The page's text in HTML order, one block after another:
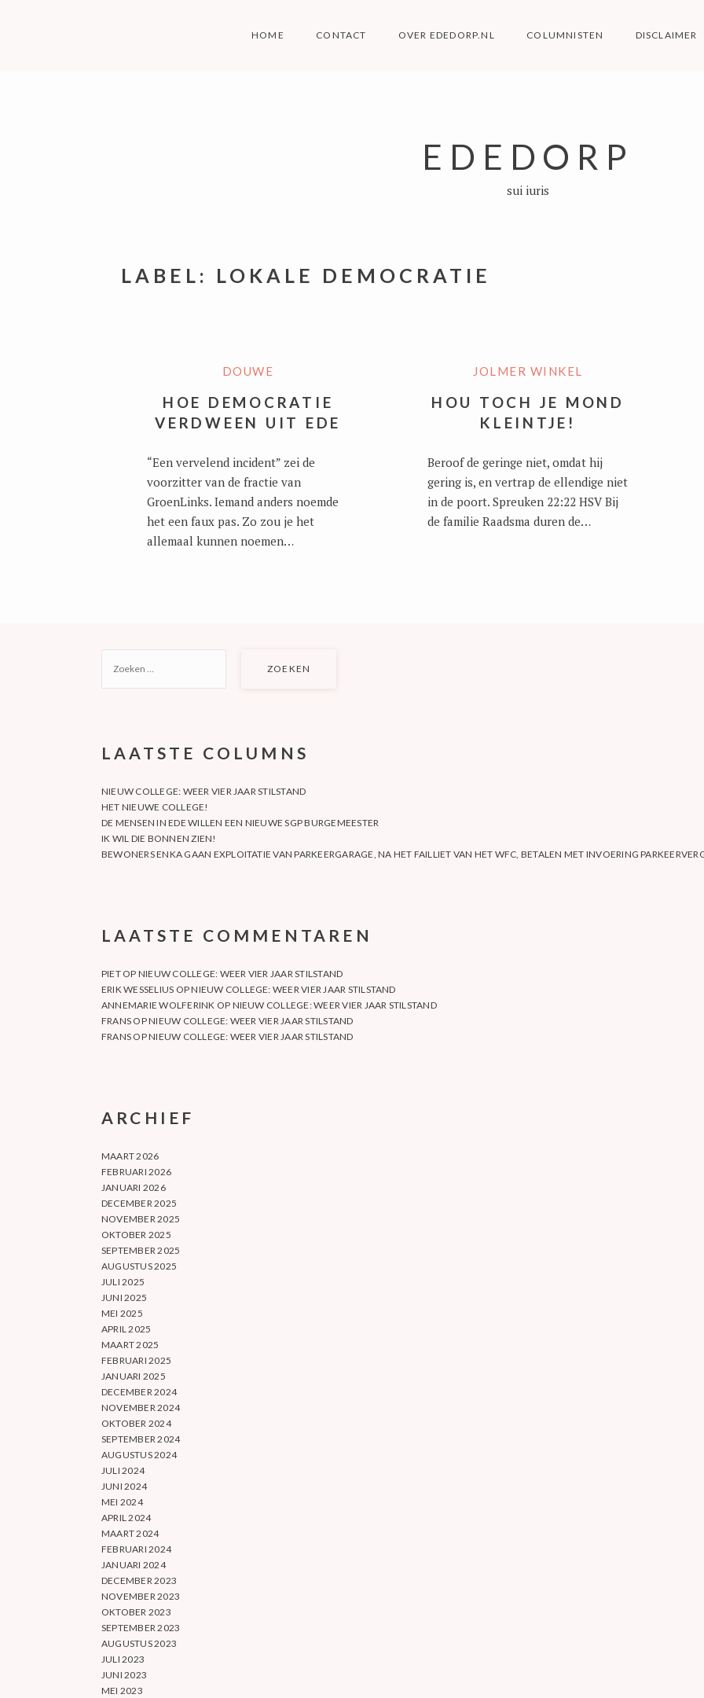
HOME CONTACT OVER EDEDORP.NL COLUMNISTEN DISCLAIMER
EDEDORP
sui iuris
LABEL: LOKALE DEMOCRATIE
DOUWE
HOE DEMOCRATIE
VERDWEEN UIT EDE
“Een vervelend incident” zei de
voorzitter van de fractie van
GroenLinks. Iemand anders noemde
het een faux pas. Zo zou je het
allemaal kunnen noemen…
JOLMER WINKEL
HOU TOCH JE MOND
KLEINTJE!
Beroof de geringe niet, omdat hij
gering is, en vertrap de ellendige niet
in de poort. Spreuken 22:22 HSV Bij
de familie Raadsma duren de…
NAAR:
LAATSTE COLUMNS
NIEUW COLLEGE: WEER VIER JAAR STILSTAND
HET NIEUWE COLLEGE!
DE MENSEN IN EDE WILLEN EEN NIEUWE SGP BURGEMEESTER
IK WIL DIE BONNEN ZIEN!
BEWONERS ENKA GAAN EXPLOITATIE VAN PARKEERGARAGE, NA HET FAILLIET VAN HET WFC, BETALEN MET INVOERING
LAATSTE COMMENTAREN
PIETOP NIEUW COLLEGE: WEER VIER JAAR STILSTAND
ERIK WESSELIUS OPNIEUW COLLEGE: WEER VIER JAAR STILSTAND
ANNEMARIE WOLFERINK OP NIEUW COLLEGE: WEER VIER JAAR STILSTAND
FRANS OPNIEUW COLLEGE: WEER VIER JAAR STILSTAND
FRANS OPNIEUW COLLEGE: WEER VIER JAAR STILSTAND
ARCHIEF
MAART 2026
FEBRUARI 2026
JANUARI 2026
DECEMBER 2025
NOVEMBER 2025
OKTOBER 2025
SEPTEMBER 2025
AUGUSTUS 2025
JULI 2025
JUNI 2025
MEI 2025
APRIL 2025
MAART 2025
FEBRUARI 2025
JANUARI 2025
DECEMBER 2024
NOVEMBER 2024
OKTOBER 2024
SEPTEMBER 2024
AUGUSTUS 2024
JULI 2024
JUNI 2024
MEI 2024
APRIL 2024
MAART 2024
FEBRUARI 2024
JANUARI 2024
DECEMBER 2023
NOVEMBER 2023
OKTOBER 2023
SEPTEMBER 2023
AUGUSTUS 2023
JULI 2023
JUNI 2023
MEI 2023